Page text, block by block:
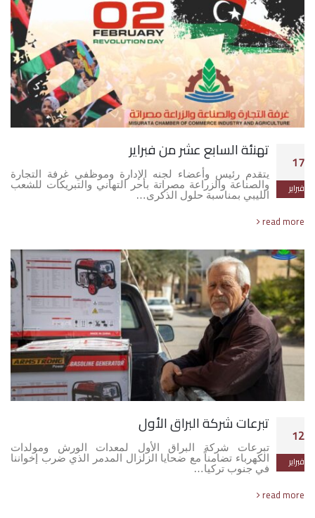
17
فبراير
تهنئة السابع عشر من فبراير
يتقدم رئيس وأعضاء لجنه الإدارة وموظفي غرفة التجارة
والصناعة والزراعة مصراتة بأحر التهاني والتبريكات للشعب
الليبي بمناسبة حلول الذكرى…
read more
12
فبراير
تبرعات شركة البراق الأول
تبرعات شركة البراق الأول لمعدات الورش ومولدات
الكهرباء تضامناً مع ضحايا الزلزال المدمر الذي ضرب إخواننا
في جنوب تركيا…
read more